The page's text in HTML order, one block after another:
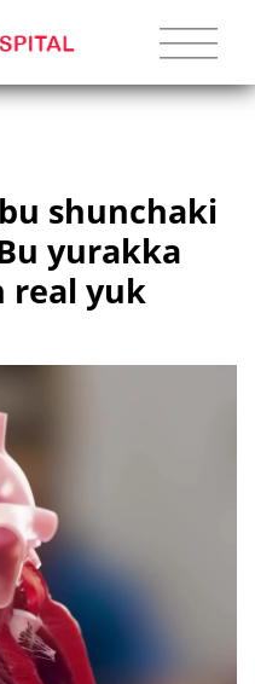
shunchaki
yurakka
real yuk